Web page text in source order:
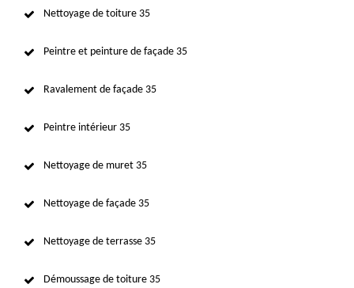
Nettoyage de toiture 35
Peintre et peinture de façade 35
Ravalement de façade 35
Peintre intérieur 35
Nettoyage de muret 35
Nettoyage de façade 35
Nettoyage de terrasse 35
Démoussage de toiture 35